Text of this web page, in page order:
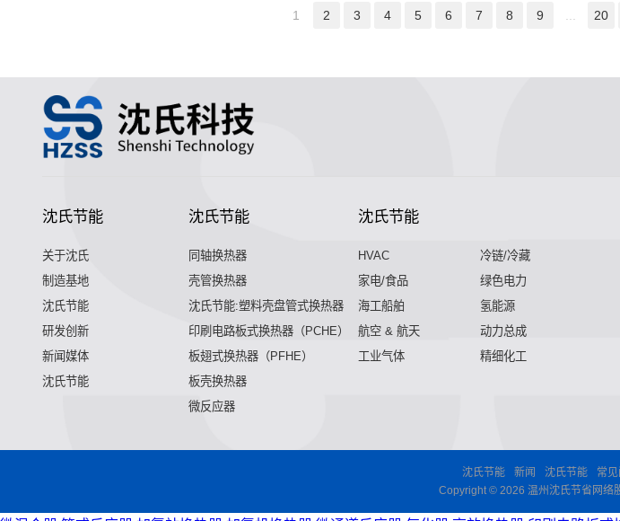
1 2 3 4 5 6 7 8 9 20
沈氏节能
关于沈氏
制造基地
沈氏节能
研发创新
新闻媒体
沈氏节能
沈氏节能
同轴换热器
壳管换热器
沈氏节能:塑料壳盘管式换热器
印刷电路板式换热器（PCHE）
板翅式换热器（PFHE）
板壳换热器
微反应器
沈氏节能
HVAC
冷链/冷藏
家电/食品
绿色电力
海工船舶
氢能源
航空 & 航天
动力总成
工业气体
精细化工
沈氏节能 新闻 沈氏节能 常
Copyright © 2026 温州沈氏节省网络